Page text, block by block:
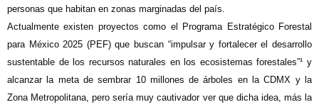
personas que habitan en zonas marginadas del país.
Actualmente existen proyectos como el Programa Estratégico Forestal
para México 2025 (PEF) que buscan “impulsar y fortalecer el desarrollo
sustentable de los recursos naturales en los ecosistemas forestales”¹ y
alcanzar la meta de sembrar 10 millones de árboles en la CDMX y la
Zona Metropolitana, pero sería muy cautivador ver que dicha idea, más la